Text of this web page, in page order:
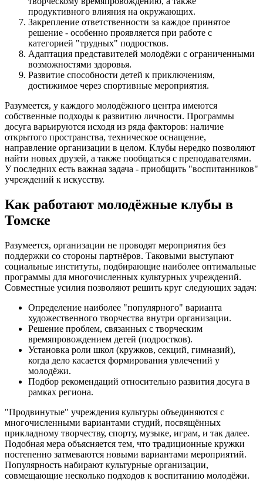
продуктивного влияния на окружающих.
Закрепление ответственности за каждое принятое
решение - особенно проявляется при работе с
категорией "трудных" подростков.
Адаптация представителей молодёжи с ограниченными
возможностями здоровья.
Развитие способности детей к приключениям,
достижимое через спортивные мероприятия.
Разумеется, у каждого молодёжного центра имеются
собственные подходы к развитию личности. Программы
досуга варьируются исходя из ряда факторов: наличие
открытого пространства, техническое оснащение,
направление организации в целом. Клубы нередко позволяют
найти новых друзей, а также пообщаться с преподавателями.
У последних есть важная задача - приобщить "воспитанников"
учреждений к искусству.
Как работают молодёжные клубы в
Томске
Разумеется, организации не проводят мероприятия без
поддержки со стороны партнёров. Таковыми выступают
социальные институты, подбирающие наиболее оптимальные
программы для многочисленных культурных учреждений.
Совместные усилия позволяют решить круг следующих задач:
Определение наиболее "популярного" варианта
художественного творчества внутри организации.
Решение проблем, связанных с творческим
времяпровождением детей (подростков).
Установка роли школ (кружков, секций, гимназий),
когда дело касается формирования увлечений у
молодёжи.
Подбор рекомендаций относительно развития досуга в
рамках региона.
"Продвинутые" учреждения культуры объединяются с
многочисленными вариантами студий, посвящённых
прикладному творчеству, спорту, музыке, играм, и так далее.
Подобная мера объясняется тем, что традиционные кружки
постепенно затмеваются новыми вариантами мероприятий.
Популярность набирают культурные организации,
совмещающие несколько подходов к воспитанию молодёжи.